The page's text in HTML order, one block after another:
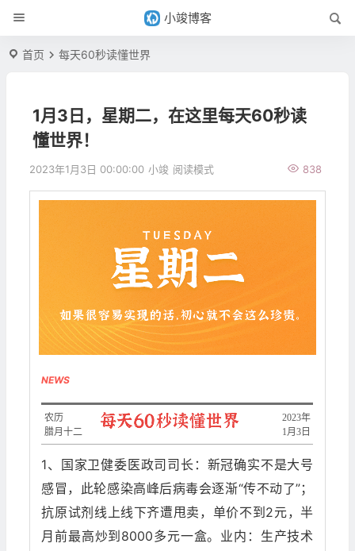
小竣博客
首页 每天60秒读懂世界
1月3日，星期二，在这里每天60秒读
懂世界！
2023年1月3日 00:00:00 小竣 838
阅读模式
NEWS
2023年
1月3日
农历
腊月十二
1、国家卫健委医政司司长：新冠确实不是大号
感冒，此轮感染高峰后病毒会逐渐“传不动了”；
抗原试剂线上线下齐遭甩卖，单价不到2元，半
月前最高炒到8000多元一盒。业内：生产技术